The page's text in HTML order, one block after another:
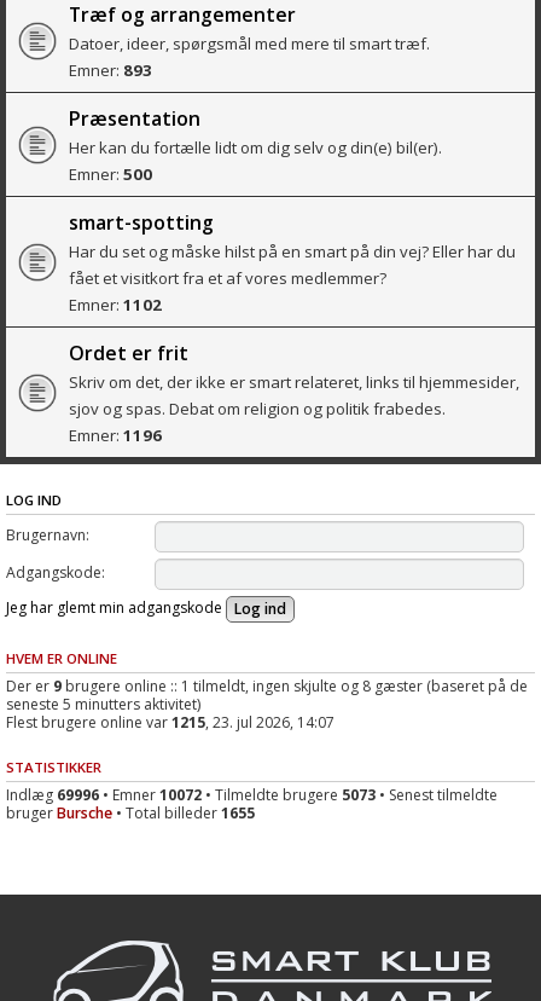
Træf og arrangementer
Datoer, ideer, spørgsmål med mere til smart træf.
Emner: 893
Præsentation
Her kan du fortælle lidt om dig selv og din(e) bil(er).
Emner: 500
smart-spotting
Har du set og måske hilst på en smart på din vej? Eller har du
fået et visitkort fra et af vores medlemmer?
Emner: 1102
Ordet er frit
Skriv om det, der ikke er smart relateret, links til hjemmesider,
sjov og spas. Debat om religion og politik frabedes.
Emner: 1196
LOG IND
Brugernavn:
Adgangskode:
Jeg har glemt min adgangskode
HVEM ER ONLINE
Der er 9 brugere online :: 1 tilmeldt, ingen skjulte og 8 gæster (baseret på de
seneste 5 minutters aktivitet)
Flest brugere online var1215, 23. jul 2026, 14:07
STATISTIKKER
Indlæg 69996 • Emner10072 • Tilmeldte brugere 5073 • Senest tilmeldte
brugerBursche • Total billeder1655